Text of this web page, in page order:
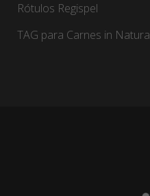
Rótulos Regispel
TAG para Carnes in Natura